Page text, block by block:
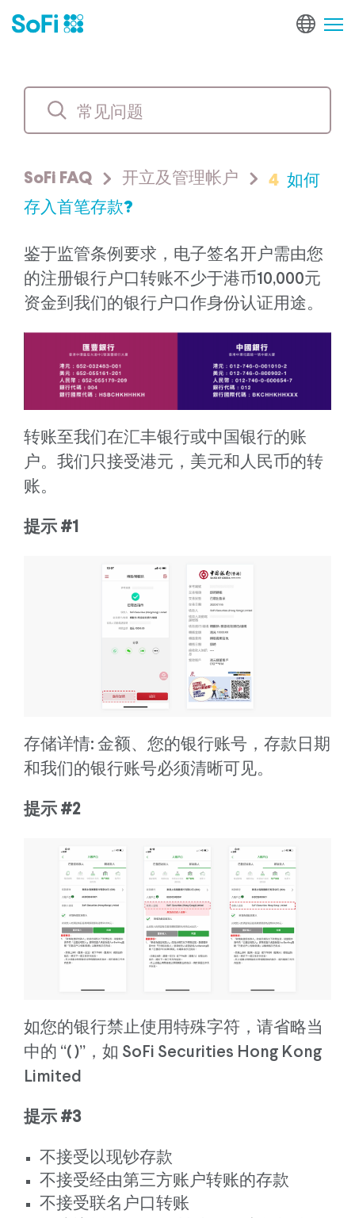
SoFi FAQ 开立及管理帐户 4 如何
存入首笔存款?
鉴于监管条例要求，电子签名开户需由您
的注册银行户口转账不少于港币10,000元
资金到我们的银行户口作身份认证用途。
转账至我们在汇丰银行或中国银行的账
户。我们只接受港元，美元和人民币的转
账。
提示 #1
存储详情: 金额、您的银行账号，存款日期
和我们的银行账号必须清晰可见。
提示 #2
如您的银行禁止使用特殊字符，请省略当
中的 “( )”，如 SoFi Securities Hong Kong
Limited
提示 #3
不接受以现钞存款
不接受经由第三方账户转账的存款
不接受联名户口转账